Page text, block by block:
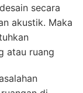
secara
akustik. Maka
atau ruang